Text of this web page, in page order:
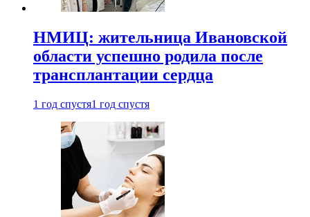
НМИЦ: жительница Ивановской
области успешно родила после
трансплантации сердца
1 год спустя1 год спустя